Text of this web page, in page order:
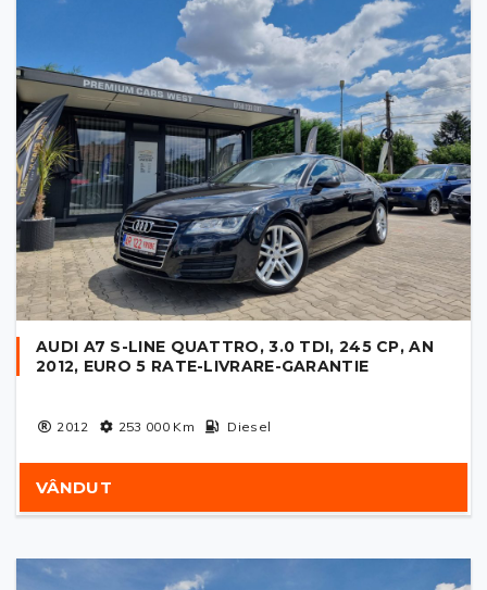
AUDI A7 S-LINE QUATTRO, 3.0 TDI, 245 CP, AN
2012, EURO 5 RATE-LIVRARE-GARANTIE
2012 253 000Km Diesel
VÂNDUT